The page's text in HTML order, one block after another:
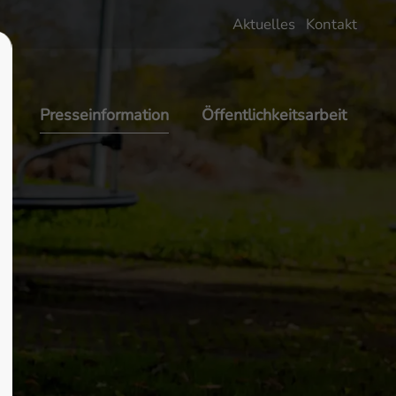
About us
Lorem ipsum dolor sit amet,
consectetuer adipiscing elit.
Aenean commodo ligula eget dolor.
penatibus et magnis dis parturient
montes, nascetur ridiculus mus.
Donec quam felis, ultricies nec.
Aktuelles Kontakt
Presseinformation Öffentlichkeitsarbeit